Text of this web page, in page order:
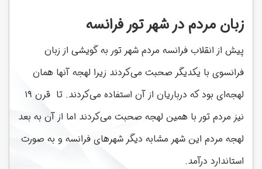
زبان مردم در شهر تور فرانسه
پیش از انقلاب فرانسه مردم شهر تور به گویشی از زبان
فرانسوی با یکدیگر صحبت می‌کردند زیرا لهجه آنها همان
لهجه‌ای بود که درباریان از آن استفاده می‌کردند. تا قرن ۱۹
نیز مردم تور با همین لهجه صحبت می‌کردند اما از آن به بعد
لهجه مردم این شهر مشابه دیگر شهرهای فرانسه و به صورت
استاندارد درآمد.